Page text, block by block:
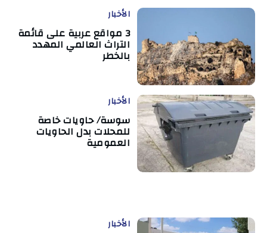
الأخبار
3 مواقع عربية على قائمة
التراث العالمي المهدد
بالخطر
الأخبار
سوسة/ حاويات خاصة
للمحلات بدل الحاويات
العمومية
الأخبار